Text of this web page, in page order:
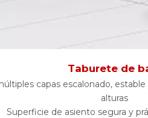
Taburete de
capas escalonado,
alturas
Superficie de asiento segura y